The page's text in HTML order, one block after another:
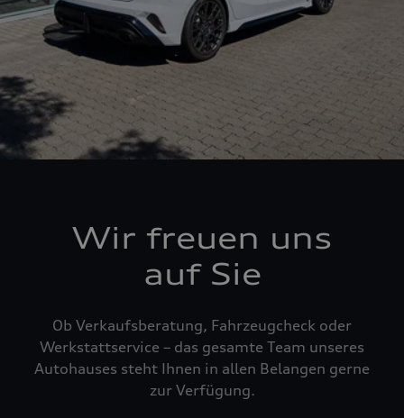
Wir freuen uns
auf Sie
Ob Verkaufsberatung, Fahrzeugcheck oder
Werkstattservice – das gesamte Team unseres
Autohauses steht Ihnen in allen Belangen gerne
zur Verfügung.